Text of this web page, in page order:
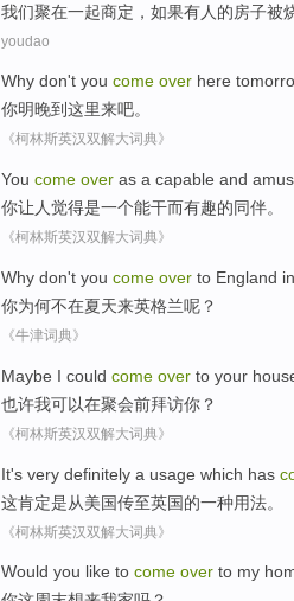
我们聚在一起商定 ， 如果有人 的房子被
youdao
Why don't you come over here
你明晚到这里来吧。
《柯林斯英汉双解大词典》
You come over as a capable and
你让人觉得是一个能干而有趣的同伴。
《柯林斯英汉双解大词典》
Why don't you come over to England in
你为何不在夏天来英格兰呢？
《牛津词典》
Maybe I could come over to your
也许我可以在聚会前拜访你 ？
《柯林斯英汉双解大词典》
It's very definitely a usage which has
这肯定是从美国传至英国的一种用法。
《柯林斯英汉双解大词典》
Would you like to come over to my